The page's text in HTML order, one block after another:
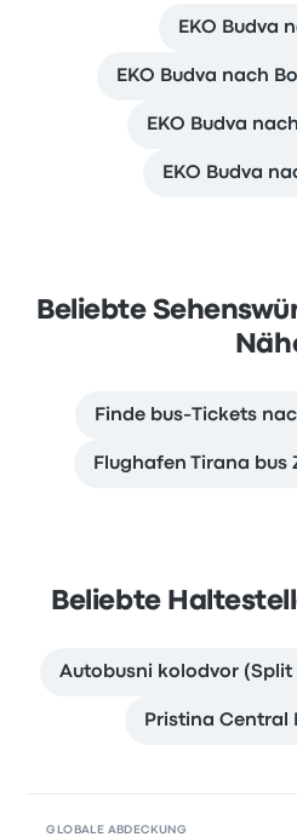
EKO Budva
EKO Budva nach
EKO Budva
EKO Budva
Beliebte
Finde bus-Tickets
Flughafen Tirana bus
Beliebte
Autobusni kolodvor
Pristina Central
GLOBALE ABDECKUNG